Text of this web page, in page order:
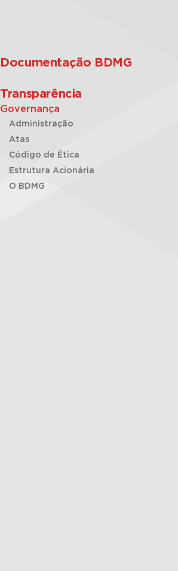
Documentação BDMG
Transparência
Governança
Administração
Atas
Código de Ética
Estrutura Acionária
O BDMG